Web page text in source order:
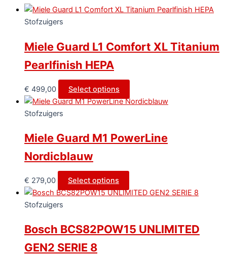
Stofzuigers
Miele Guard L1 Comfort XL Titanium
Pearlfinish HEPA
€ 499,00 Select options
Stofzuigers
Miele Guard M1 PowerLine
Nordicblauw
€ 279,00 Select options
Stofzuigers
Bosch BCS82POW15 UNLIMITED
GEN2 SERIE 8